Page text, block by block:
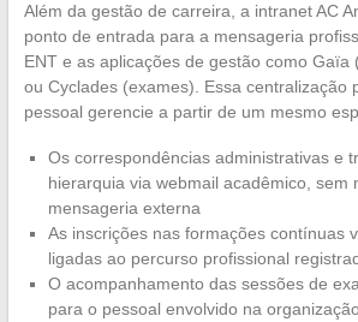
Além da gestão de carreira, a intranet AC
ponto de entrada para a mensageria
ENT e as aplicações de gestão como Gaïa
ou Cyclades (exames). Essa centralização
pessoal gerencie a partir de um mesmo
Os correspondências administrativas e
hierarquia via webmail acadêmico, sem
mensageria externa
As inscrições nas formações contínuas
ligadas ao percurso profissional
O acompanhamento das sessões de
para o pessoal envolvido na